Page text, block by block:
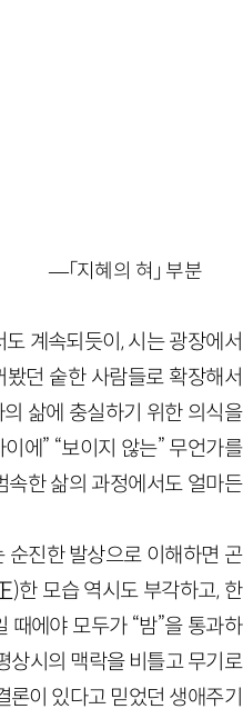
—「지혜의 혀」 부분
계속되듯이, 시는 광장에서
던 숱한 사람들로 확장해서
삶에 충실하기 위한 의식을
에” “보이지 않는” 무언가를
속한 삶의 과정에서도 얼마든
순진한 발상으로 이해하면 곤
)한 모습 역시도 부각하고, 한
에야 모두가 “밤”을 통과하
상시의 맥락을 비틀고 무기로
론이 있다고 믿었던 생애주기